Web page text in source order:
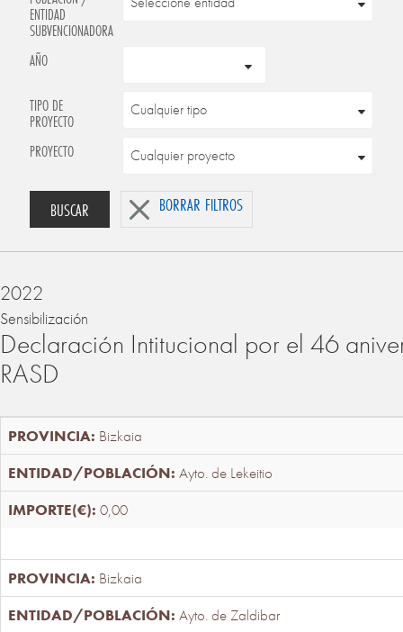
ENTIDAD
SUBVENCIONADORA
AÑO
TIPO DE
PROYECTO
PROYECTO
BUSCAR BORRAR FILTROS
2022
Sensibilización
Declaración Intitucional por el 46
RASD
Bizkaia
Ayto. de Lekeitio
0,00
Bizkaia
Ayto. de Zaldibar